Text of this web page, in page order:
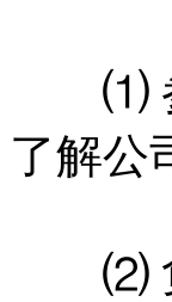
⑴ 参
了解公
⑵ 负